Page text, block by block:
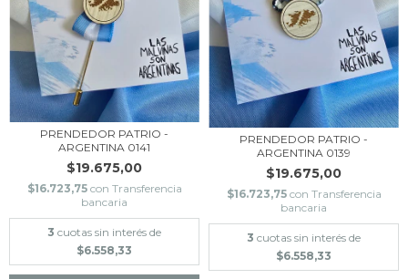
PRENDEDOR PATRIO -
ARGENTINA 0141
$19.675,00
$16.723,75 con Transferencia
bancaria
3 cuotas sin interés de
$6.558,33
PRENDEDOR PATRIO -
ARGENTINA 0139
$19.675,00
$16.723,75 con Transferencia
bancaria
3 cuotas sin interés de
$6.558,33